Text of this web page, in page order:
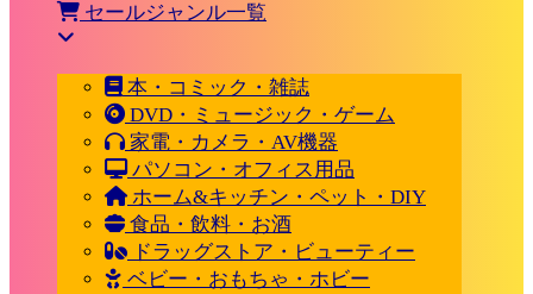
セールジャンル一覧
本・コミック・雑誌
DVD・ミュージック・ゲーム
家電・カメラ・AV機器
パソコン・オフィス用品
ホーム&キッチン・ペット・DIY
食品・飲料・お酒
ドラッグストア・ビューティー
ベビー・おもちゃ・ホビー